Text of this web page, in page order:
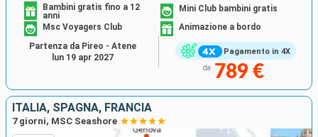
Pagamento in 4X
Bambini gratis fino a 12
anni
Mini Club bambini gratis
Msc Voyagers Club
Animazione a bordo
da 789 €
Partenza da Pireo - Atene
lun 19 apr 2027
ITALIA, SPAGNA, FRANCIA
7 giorni, MSC Seashore